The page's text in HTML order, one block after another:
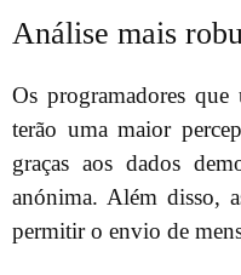
Análise mais
Os programadores
terão uma maior
graças aos dados
anónima. Além disso,
permitir o envio de